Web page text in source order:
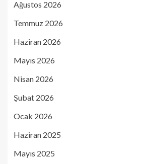
Ağustos 2026
Temmuz 2026
Haziran 2026
Mayıs 2026
Nisan 2026
Şubat 2026
Ocak 2026
Haziran 2025
Mayıs 2025